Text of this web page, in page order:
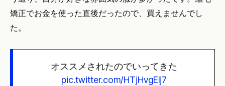
矯正でお金を使った直後だったので、買えませんでし
た。
オススメされたのでいってきた
pic.twitter.com/HTjHvgElj7